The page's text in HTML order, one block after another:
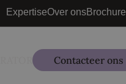
ExpertiseOver onsBrochure
Contacteer ons